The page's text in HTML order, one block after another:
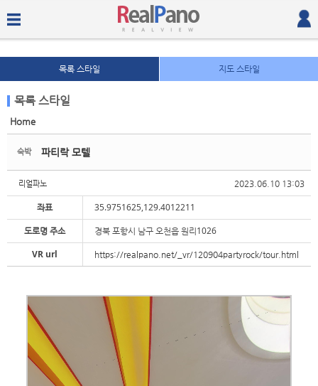
목록 스타일 지도 스타일
목록 스타일
Home
숙박
2023.06.10 13:03
파티락 모텔
리얼파노
좌표
35.9751625,129.4012211
도로명 주소
경북 포항시 남구 오천읍 원리1026
VR url
https://realpano.net/_vr/120904partyrock/tour.html
Sketchbook5, 스케치북5
Sketchbook5, 스케치북5
Sketchbook5, 스케치북5
Sketchbook5, 스케치북5